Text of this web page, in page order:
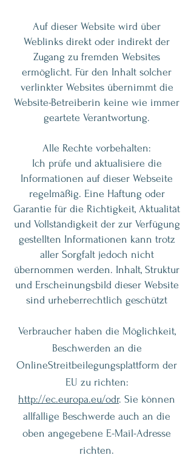
Auf dieser Website wird über
Weblinks direkt oder indirekt der
Zugang zu fremden Websites
ermöglicht. Für den Inhalt solcher
verlinkter Websites übernimmt die
Website-Betreiberin keine wie immer
geartete Verantwortung.
Alle Rechte vorbehalten:
Ich prüfe und aktualisiere die
Informationen auf dieser Webseite
regelmäßig. Eine Haftung oder
Garantie für die Richtigkeit, Aktualität
und Vollständigkeit der zur Verfügung
gestellten Informationen kann trotz
aller Sorgfalt jedoch nicht
übernommen werden. Inhalt, Struktur
und Erscheinungsbild dieser Website
sind urheberrechtlich geschützt
Verbraucher haben die Möglichkeit,
Beschwerden an die
OnlineStreitbeilegungsplattform der
EU zu richten:
http://ec.europa.eu/odr. Sie können
allfällige Beschwerde auch an die
oben angegebene E-Mail-Adresse
richten.